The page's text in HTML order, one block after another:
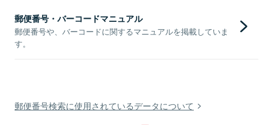
郵便番号・バーコードマニュアル
郵便番号や、バーコードに関するマニュアルを掲載していま
す。
郵便番号検索に使用されているデータについて